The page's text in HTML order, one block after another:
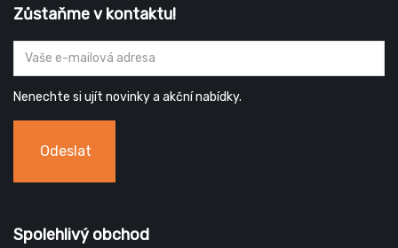
Zůstaňme v kontaktu!
Nenechte si ujít novinky a akční nabídky.
Odeslat
Spolehlivý obchod